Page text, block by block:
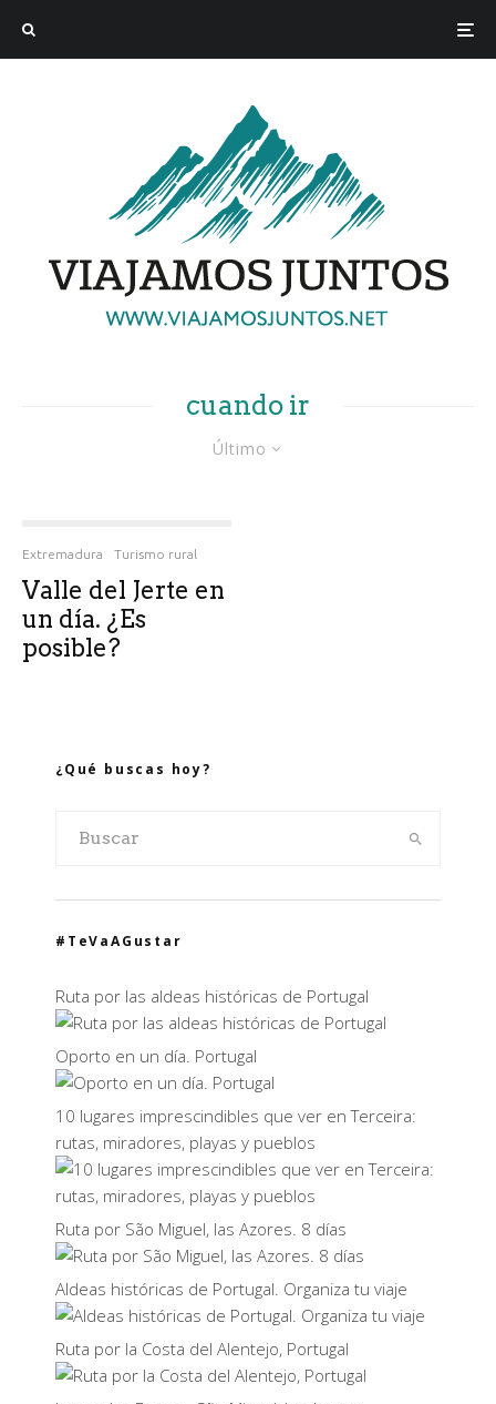
cuando ir
Último
Extremadura Turismo rural
Valle del Jerte en
un día. ¿Es
posible?
¿Qué buscas hoy?
#TeVaAGustar
Ruta por las aldeas históricas de Portugal
Oporto en un día. Portugal
10 lugares imprescindibles que ver en Terceira:
rutas, miradores, playas y pueblos
Ruta por São Miguel, las Azores. 8 días
Aldeas históricas de Portugal. Organiza tu viaje
Ruta por la Costa del Alentejo, Portugal